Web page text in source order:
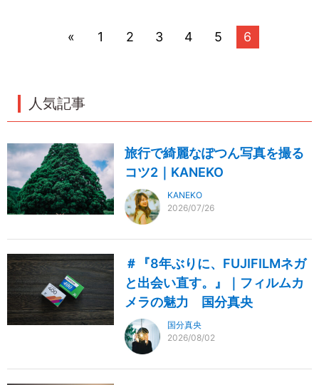
« 1 2 3 4 5 6
人気記事
旅行で綺麗なぽつん写真を撮る
コツ2｜KANEKO
KANEKO
2026/07/26
＃『8年ぶりに、FUJIFILMネガ
と出会い直す。』｜フィルムカ
メラの魅力 国分真央
国分真央
2026/08/02